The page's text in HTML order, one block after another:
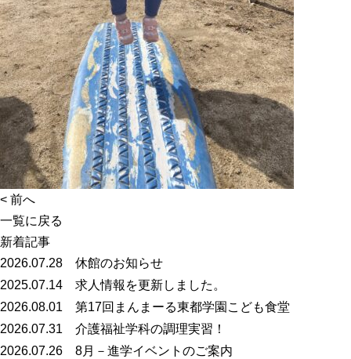
< 前へ
一覧に戻る
新着記事
2026.07.28 休館のお知らせ
2025.07.14 求人情報を更新しました。
2026.08.01 第17回まんまーる東都学園こども食堂
2026.07.31 介護福祉学科の調理実習！
2026.07.26 8月－進学イベントのご案内